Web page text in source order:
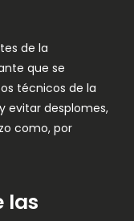
de la
que se
técnicos de la
evitar desplomes,
como, por
las